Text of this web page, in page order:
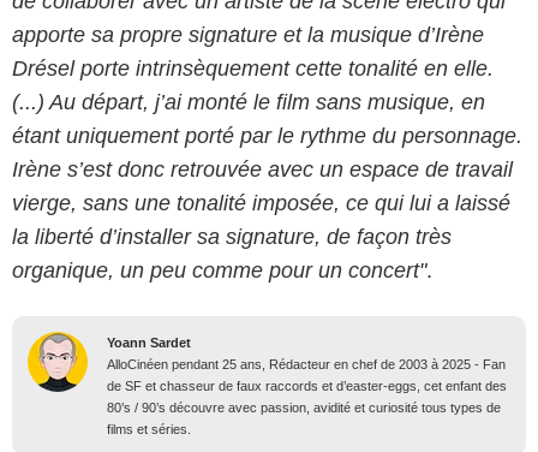
apporte sa propre signature et la musique d’Irène
Drésel porte intrinsèquement cette tonalité en elle.
(...) Au départ, j’ai monté le film sans musique, en
étant uniquement porté par le rythme du personnage.
Irène s’est donc retrouvée avec un espace de travail
vierge, sans une tonalité imposée, ce qui lui a laissé
la liberté d’installer sa signature, de façon très
organique, un peu comme pour un concert".
Yoann Sardet
AlloCinéen pendant 25 ans, Rédacteur en chef de 2003 à 2025 - Fan
de SF et chasseur de faux raccords et d’easter-eggs, cet enfant des
80’s / 90’s découvre avec passion, avidité et curiosité tous types de
films et séries.